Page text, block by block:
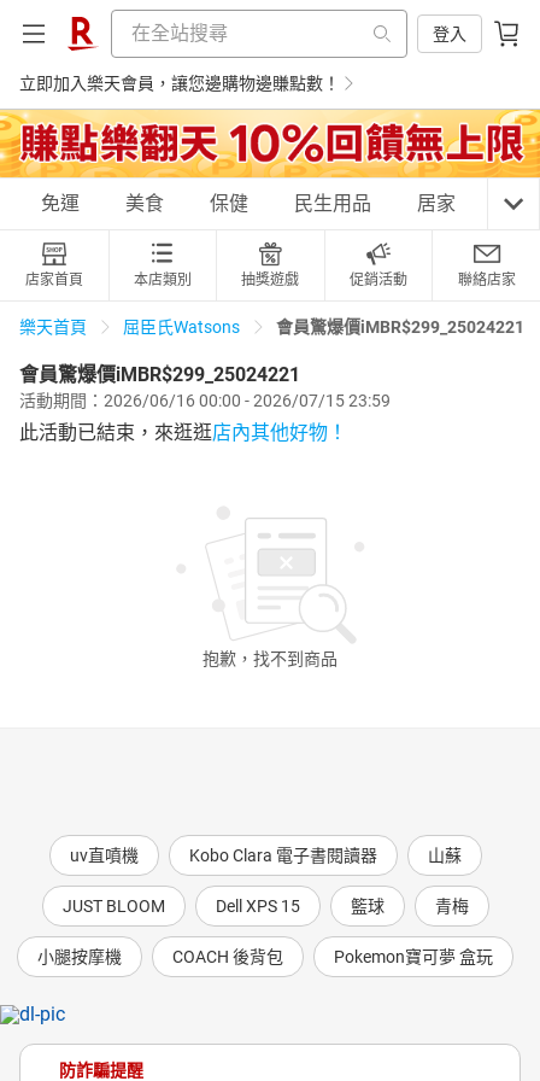
登入
立即加入樂天會員，讓您邊購物邊賺點數！
購物網分類
天天免運 美食蛋糕 養生保健 民生用品
居家生活 3C家電 運動休閒
化妝保養
電子/紙本書
HOT
免運 美食 保健 民生用品 居家 3C
店家首頁 本店類別 抽獎遊戲 促銷活動 聯絡店家
樂天首頁 屈臣氏Watsons 會員驚爆價iMBR$299_25024221
會員驚爆價iMBR$299_25024221
活動期間：2026/06/16 00:00 - 2026/07/15 23:59
此活動已結束，來逛逛店內其他好物！
抱歉，找不到 商品
uv直噴機 Kobo Clara 電子書閱讀器 山蘇
JUST BLOOM Dell XPS 15 籃球 青梅
小腿按摩機 COACH 後背包 Pokemon寶可夢 盒玩
防詐騙提醒